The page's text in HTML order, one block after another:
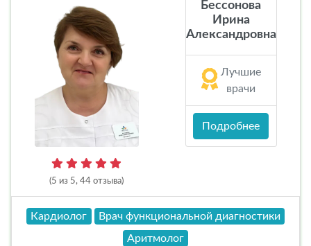
(5 из 5, 44 отзыва)
Бессонова
Ирина
Александровна
Лучшие
врачи
Подробнее
Кардиолог
Врач функциональной диагностики
Аритмолог